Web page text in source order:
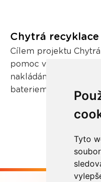
Tyto
Chytrá recyklace
Cílem projektu
pomoc veřejnosti v
nakládání s
bateriemi.